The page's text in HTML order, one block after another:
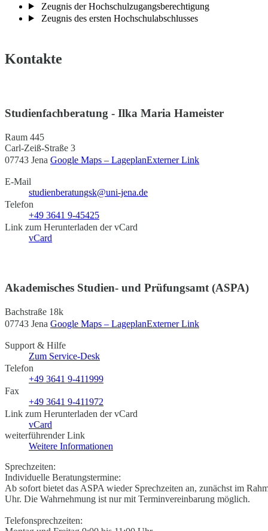
Zeugnis der Hochschulzugangsberechtigung
Zeugnis des ersten Hochschulabschlusses
Kontakte
Studienfachberatung - Ilka Maria Hameister
Raum 445
Carl-Zeiß-Straße 3
07743 Jena Google Maps – LageplanExterner Link
E-Mail
studienberatungsk@uni-jena.de
Telefon
+49 3641 9-45425
Link zum Herunterladen der vCard
vCard
Akademisches Studien- und Prüfungsamt (ASPA)
Bachstraße 18k
07743 Jena Google Maps – LageplanExterner Link
Support & Hilfe
Zum Service-Desk
Telefon
+49 3641 9-411999
Fax
+49 3641 9-411972
Link zum Herunterladen der vCard
vCard
weiterführender Link
Weitere Informationen
Sprechzeiten:
Individuelle Beratungstermine:
Ab sofort bietet das ASPA wieder Sprechzeiten an, zunächst im
Uhr. Die Wahrnehmung ist nur mit Terminvereinbarung möglich.
Telefonsprechzeiten: